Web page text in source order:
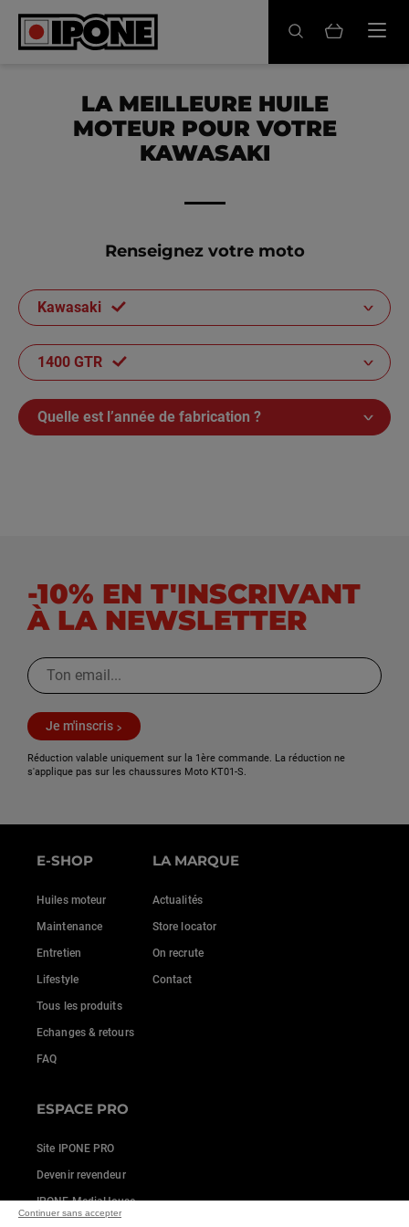
Continuer sans accepter
Ipone
HUILES MOTEUR
ENTRETIEN
Revendeurs
Compte
FR EN ES IT DE BE
LA MEILLEURE HUILE
MOTEUR POUR VOTRE
KAWASAKI
Renseignez votre moto
Kawasaki
1400 GTR
Quelle est l’année de fabrication ?
-10% EN T'INSCRIVANT
À LA NEWSLETTER
Je m'inscris
Réduction valable uniquement sur la 1ère commande. La réduction ne
s'applique pas sur les chaussures Moto KT01-S.
E-SHOP
Huiles moteur
Maintenance
Entretien
Lifestyle
Tous les produits
Echanges & retours
FAQ
LA MARQUE
Actualités
Store locator
On recrute
Contact
ESPACE PRO
Site IPONE PRO
Devenir revendeur
IPONE MediaHouse